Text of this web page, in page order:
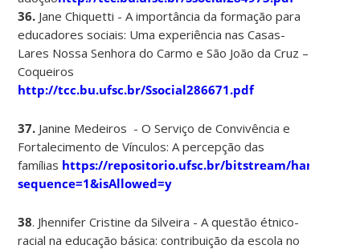
36. Jane Chiquetti - A importância da formação para
educadores sociais: Uma experiência nas Casas-
Lares Nossa Senhora do Carmo e São João da Cruz –
Coqueiros
http://tcc.bu.ufsc.br/Ssocial286671.pdf
37. Janine Medeiros - O Serviço de Convivência e
Fortalecimento de Vínculos: A percepção das
famílias https://repositorio.ufsc.br/bitstream/handle/
sequence=1&isAllowed=y
38. Jhennifer Cristine da Silveira - A questão étnico-
racial na educação básica: contribuição da escola no